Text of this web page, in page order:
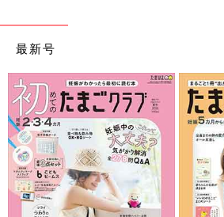
してみましたが、まったくダメでした。
れなかったときは未提出でもいいか」聞
ったらいいのでしょうか？」
（A：専門家の回答）
ーーー「お母さんの手が汚れる覚悟です
座らせて、小さいボウルのような口の広
らどうでしょう。水分を多く飲ませ、採
行きます。緊張すると、出るものも出な
シーッ、おしっこできるかな～」と歌っ
試みてください。しばらくトイレで遊ぶ
最新号